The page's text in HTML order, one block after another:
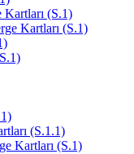
(S.1)
Kartları (S.1)
(S.1.1)
Kartları (S.1)